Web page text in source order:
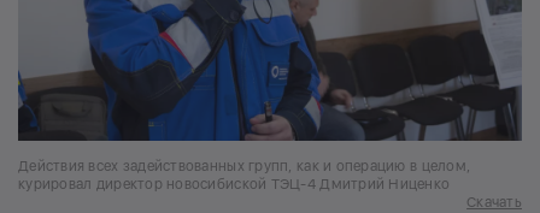
Действия всех задействованных групп, как и операцию в целом,
курировал директор новосибиской ТЭЦ-4 Дмитрий Ниценко
Скачать